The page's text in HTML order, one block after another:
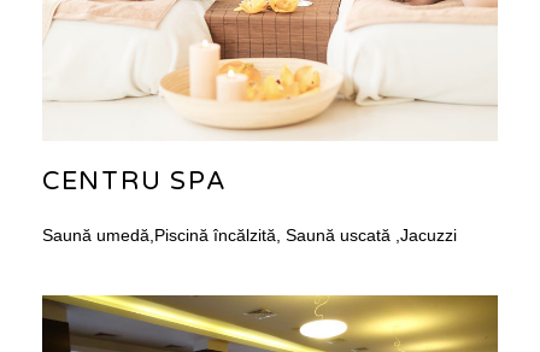
CENTRU SPA
Saună umedă,Piscină încălzită, Saună uscată ,Jacuzzi